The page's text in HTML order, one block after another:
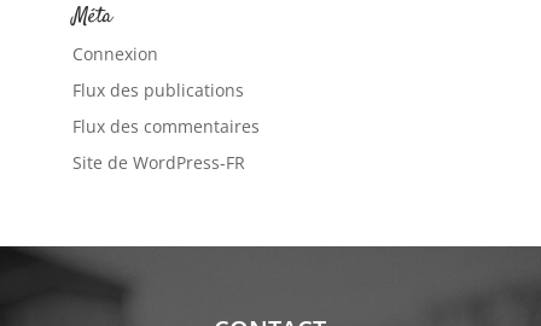
Méta
Connexion
Flux des publications
Flux des commentaires
Site de WordPress-FR